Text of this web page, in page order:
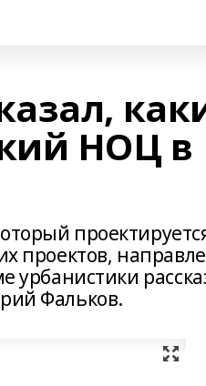
НОЦ в
проектов,
урбанистики
Фальков.